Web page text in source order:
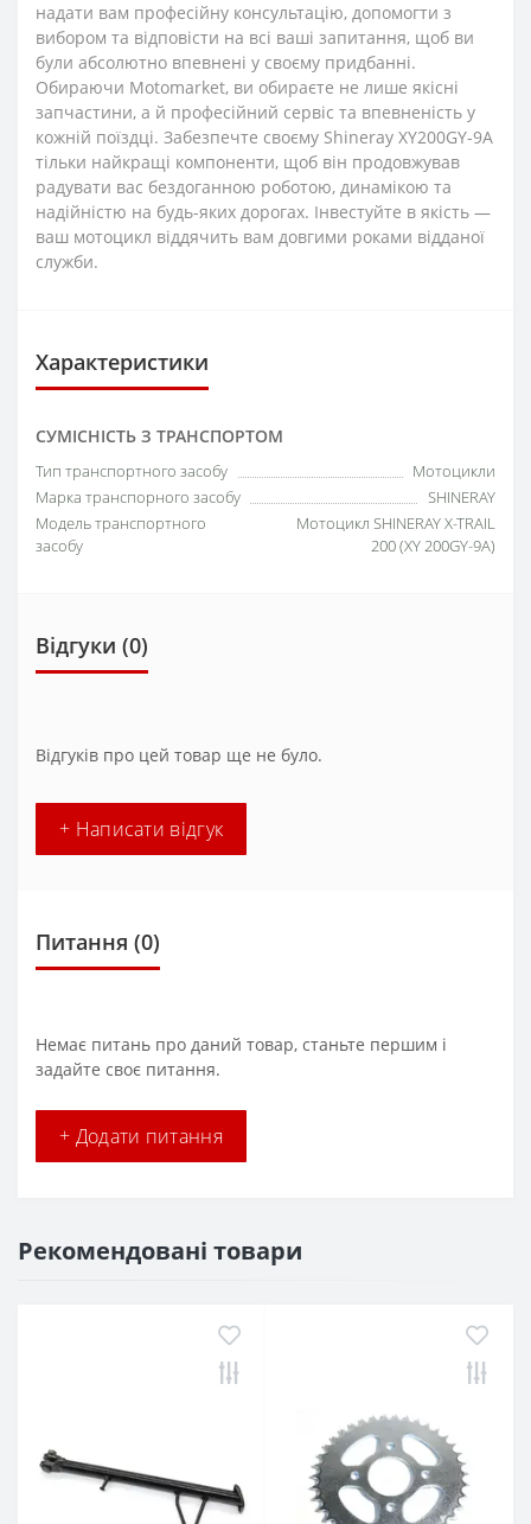
надати вам професійну консультацію, допомогти з
вибором та відповісти на всі ваші запитання, щоб ви
були абсолютно впевнені у своєму придбанні.
Обираючи Motomarket, ви обираєте не лише якісні
запчастини, а й професійний сервіс та впевненість у
кожній поїздці. Забезпечте своєму Shineray XY200GY-9A
тільки найкращі компоненти, щоб він продовжував
радувати вас бездоганною роботою, динамікою та
надійністю на будь-яких дорогах. Інвестуйте в якість —
ваш мотоцикл віддячить вам довгими роками відданої
служби.
Характеристики
СУМІСНІСТЬ З ТРАНСПОРТОМ
Тип транспортного засобу
Мотоцикли
Марка транспорного засобу
SHINERAY
Модель транспортного
засобу
Мотоцикл SHINERAY X-TRAIL
200 (XY 200GY-9A)
Відгуки (0)
Відгуків про цей товар ще не було.
+ Написати відгук
Питання (0)
Немає питань про даний товар, станьте першим і
задайте своє питання.
+ Додати питання
Рекомендовані товари